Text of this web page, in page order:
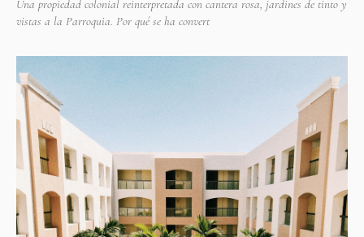
Una propiedad colonial reinterpretada con cantera rosa, jardines de tinto y
vistas a la Parroquia. Por qué se ha convert